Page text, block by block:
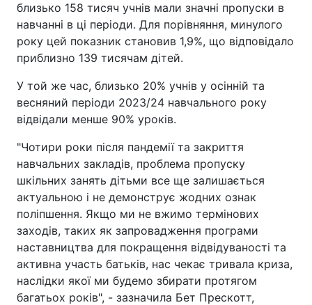
близько 158 тисяч учнів мали значні пропуски в
навчанні в ці періоди. Для порівняння, минулого
року цей показник становив 1,9%, що відповідало
приблизно 139 тисячам дітей.
У той же час, близько 20% учнів у осінній та
весняний періоди 2023/24 навчального року
відвідали менше 90% уроків.
"Чотири роки після пандемії та закриття
навчальних закладів, проблема пропуску
шкільних занять дітьми все ще залишається
актуальною і не демонструє жодних ознак
поліпшення. Якщо ми не вжимо термінових
заходів, таких як запровадження програми
наставництва для покращення відвідуваності та
активна участь батьків, нас чекає тривала криза,
наслідки якої ми будемо збирати протягом
багатьох років", - зазначила Бет Прескотт,